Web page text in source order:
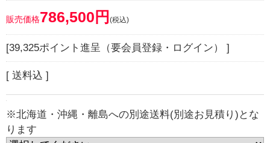
販売価格786,500円 (税込)
[39,325ポイント進呈（要会員登録・ログイン） ]
[ 送料込 ]
※北海道・沖縄・離島への別途送料(別途お見積り)とな
ります